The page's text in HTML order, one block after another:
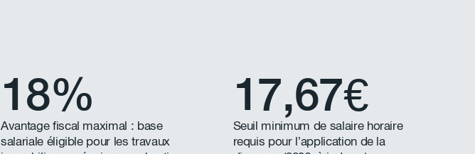
18%
Avantage fiscal maximal : base
salariale éligible pour les travaux
17,67€
Seuil minimum de salaire horaire
requis pour l’application de la